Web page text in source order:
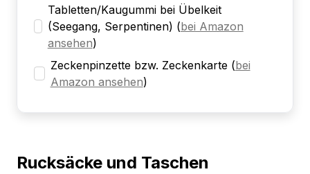
Tabletten/Kaugummi bei Übelkeit
(Seegang, Serpentinen) (bei Amazon
ansehen)
Zeckenpinzette bzw. Zeckenkarte (bei
Amazon ansehen)
Rucksäcke und Taschen